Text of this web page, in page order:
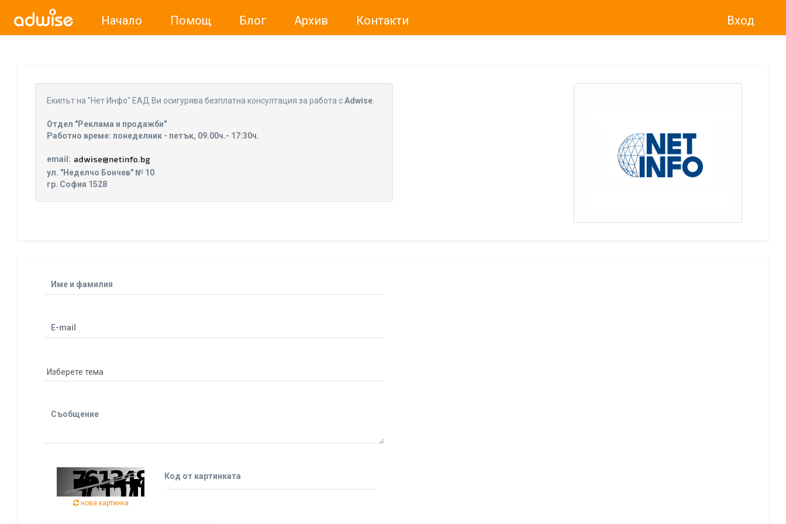
Начало Помощ Блог Архив Контакти Вход
Уважаеми рекламодатели, с настоящото съобщение бихме искали да Ви уведомим, че „Нет Инфо“ ЕАД ( прекратява услугата Adwiseсчитано от01.01.2026 г
За повече информация, натиснете
Eкипът на "Нет Инфо" ЕАД Ви осигурява безплатна консултация за работа сAdwise.
Отдел "Реклама и продажби"
Работно време: понеделник - петък, 09.00ч.- 17:30ч.
email:
ул. "Неделчо Бончев" № 10
гр. София 1528
Име и фамилия
E-mail
Съобщение
нова картинка
Код от картинката